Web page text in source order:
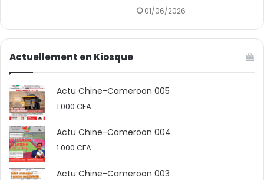
01/06/2026
Actuellement en Kiosque
Actu Chine-Cameroon 005
1.000 CFA
Actu Chine-Cameroon 004
1.000 CFA
Actu Chine-Cameroon 003